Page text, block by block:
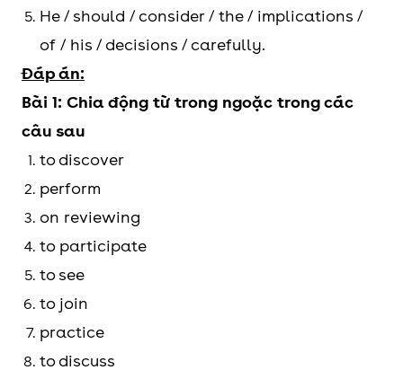
He / should / consider / the / implications /
of / his / decisions / carefully.
Đáp án:
Bài 1: Chia động từ trong ngoặc trong các
câu sau
to discover
perform
on reviewing
to participate
to see
to join
practice
to discuss